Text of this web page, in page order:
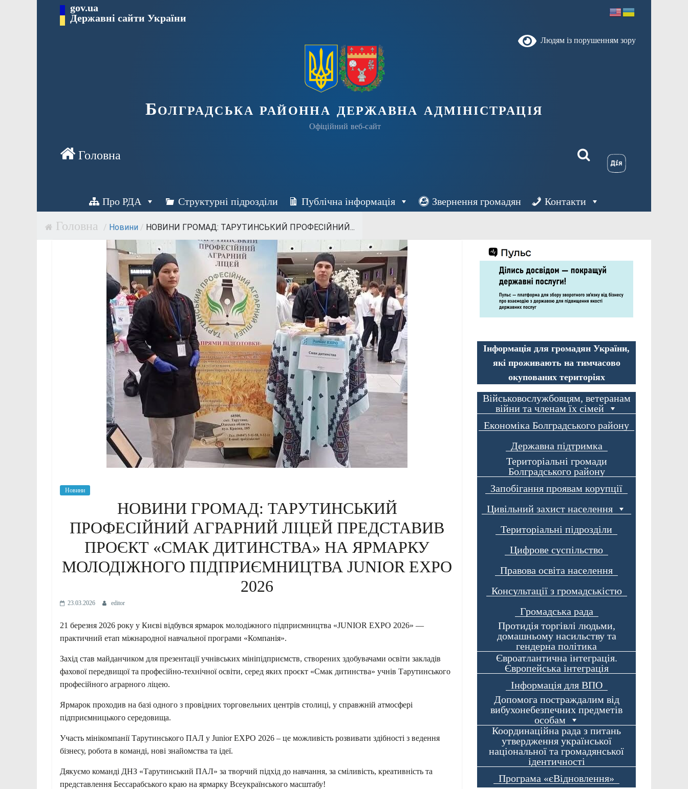
Перейти gov.ua
Державні сайти України
Людям із порушенням зору
Болградська районна державна адміністрація
Офіційний веб-сайт
Про РДА Структурні підрозділи Публічна інформація Звернення громадян Контакти
/ Новини / НОВИНИ ГРОМАД: ТАРУТИНСЬКИЙ ПРОФЕСІЙНИЙ...
Новини
НОВИНИ ГРОМАД: ТАРУТИНСЬКИЙ
ПРОФЕСІЙНИЙ АГРАРНИЙ ЛІЦЕЙ ПРЕДСТАВИВ
ПРОЄКТ «СМАК ДИТИНСТВА» НА ЯРМАРКУ
МОЛОДІЖНОГО ПІДПРИЄМНИЦТВА JUNIOR EXPO
2026
23.03.2026 editor
21 березня 2026 року у Києві відбувся ярмарок молодіжного підприємництва «JUNIOR EXPO 2026» —
практичний етап міжнародної навчальної програми «Компанія».
Захід став майданчиком для презентації учнівських мініпідприємств, створених здобувачами освіти закладів
фахової передвищої та професійно-технічної освіти, серед яких проєкт «Смак дитинства» учнів Тарутинського
професійного аграрного ліцею.
Ярмарок проходив на базі одного з провідних торговельних центрів столиці, у справжній атмосфері
підприємницького середовища.
Участь мінікомпанії Тарутинського ПАЛ у Junior EXPO 2026 – це можливість розвивати здібності з ведення
бізнесу, робота в команді, нові знайомства та ідеї.
Дякуємо команді ДНЗ «Тарутинський ПАЛ» за творчий підхід до навчання, за сміливість, креативність та
представлення Бессарабського краю на ярмарку Всеукраїнського масштабу!
Інформація для громадян України,
які проживають на тимчасово
окупованих територіях
Військовослужбовцям, ветеранам
війни та членам їх сімей
Економіка Болградського району
Державна підтримка
Територіальні громади
Болградського району
Запобігання проявам корупції
Цивільний захист населення
Територіальні підрозділи
Цифрове суспільство
Правова освіта населення
Консультації з громадськістю
Громадська рада
Протидія торгівлі людьми,
домашньому насильству та
гендерна політика
Євроатлантична інтеграція.
Європейська інтеграція
Інформація для ВПО
Допомога постраждалим від
вибухонебезпечних предметів
особам
Координаційна рада з питань
утвердження української
національної та громадянської
ідентичності
Програма «єВідновлення»